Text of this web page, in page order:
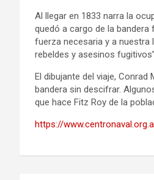
Al llegar en 1833 narra la
quedó a cargo de la
fuerza necesaria y a nuestra
rebeldes y asesinos
El dibujante del viaje,
bandera sin descifrar.
que hace Fitz Roy de la
https://